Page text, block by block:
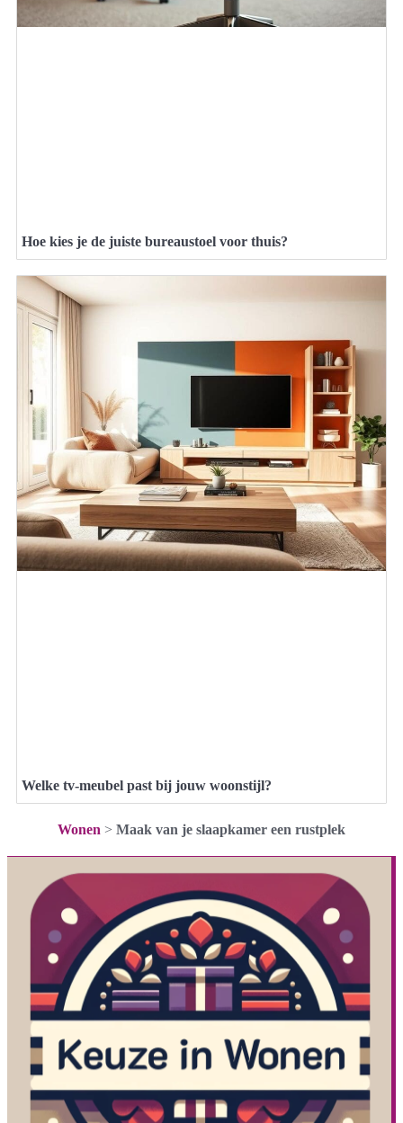
Hoe kies je de juiste bureaustoel voor thuis?
Welke tv-meubel past bij jouw woonstijl?
Wonen > Maak van je slaapkamer een rustplek